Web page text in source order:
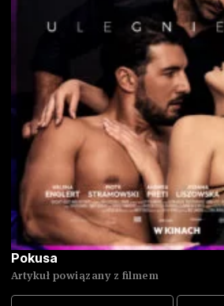
Pokusa
Artykuł powiązany z filmem